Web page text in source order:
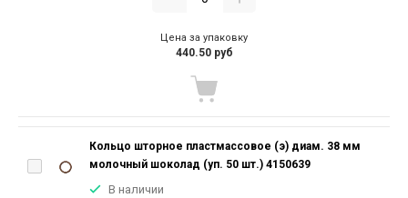
Цена за упаковку
440.50 руб
Кольцо шторное пластмассовое (э) диам. 38 мм
молочный шоколад (уп. 50 шт.) 4150639
В наличии